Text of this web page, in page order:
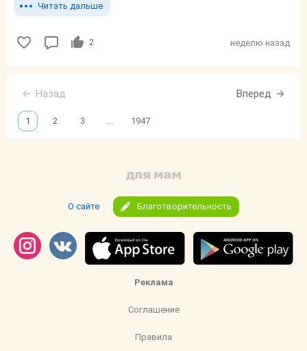
Читать дальше
2 неделю назад
Назад Вперед
1 2 3 1947
О сайте Благотворительность
Реклама
Соглашение
Правила